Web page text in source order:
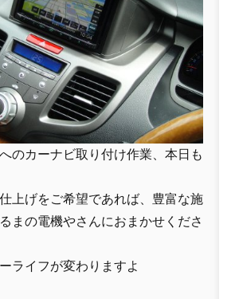
のカーナビ取り付け作業、本日も
上げをご希望であれば、豊富な施
まの電機やさんにおまかせくださ
ライフが変わりますよ